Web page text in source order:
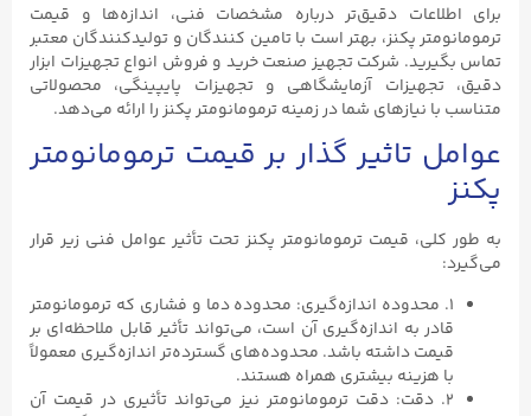
برای اطلاعات دقیق‌تر درباره مشخصات فنی، اندازه‌ها و قیمت‌
ترمومانومتر پکنز، بهتر است با تامین کنندگان و تولیدکنندگان معتبر
تماس بگیرید. شرکت تجهیز صنعت خرید و فروش انواع تجهیزات ابزار
دقیق، تجهیزات آزمایشگاهی و تجهیزات پایپینگی، محصولاتی
متناسب با نیازهای شما در زمینه ترمومانومتر پکنز را ارائه می‌دهد.
عوامل تاثیر گذار بر قیمت ترمومانومتر
پکنز
به طور کلی، قیمت ترمومانومتر پکنز تحت تأثیر عوامل فنی زیر قرار
می‌گیرد:
۱. محدوده اندازه‌گیری: محدوده دما و فشاری که ترمومانومتر
قادر به اندازه‌گیری آن است، می‌تواند تأثیر قابل ملاحظه‌ای بر
قیمت داشته باشد. محدوده‌های گسترده‌تر اندازه‌گیری معمولاً
با هزینه بیشتری همراه هستند.
۲. دقت: دقت ترمومانومتر نیز می‌تواند تأثیری در قیمت آن